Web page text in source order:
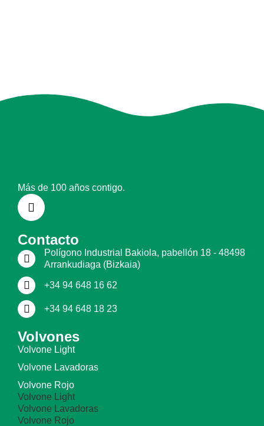
Más de 100 años contigo.
Contacto
Polígono Industrial Bakiola, pabellón 18 - 48498
Arrankudiaga (Bizkaia)
+34 94 648 16 62
+34 94 648 18 23
Volvones
Volvone Light
Volvone Lavadoras
Volvone Rojo
Volvone Light
Volvone Lavadoras
Volvone Rojo